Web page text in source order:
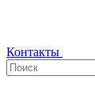
Контакты